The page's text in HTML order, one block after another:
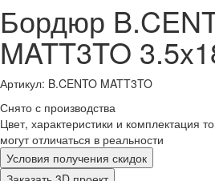
Бордюр
MATT3TO
Артикул: B.CENTO MATT3TO
Снято с производства
Цвет, характеристики и комплектация
могут отличаться в реальности
Условия получения скидок